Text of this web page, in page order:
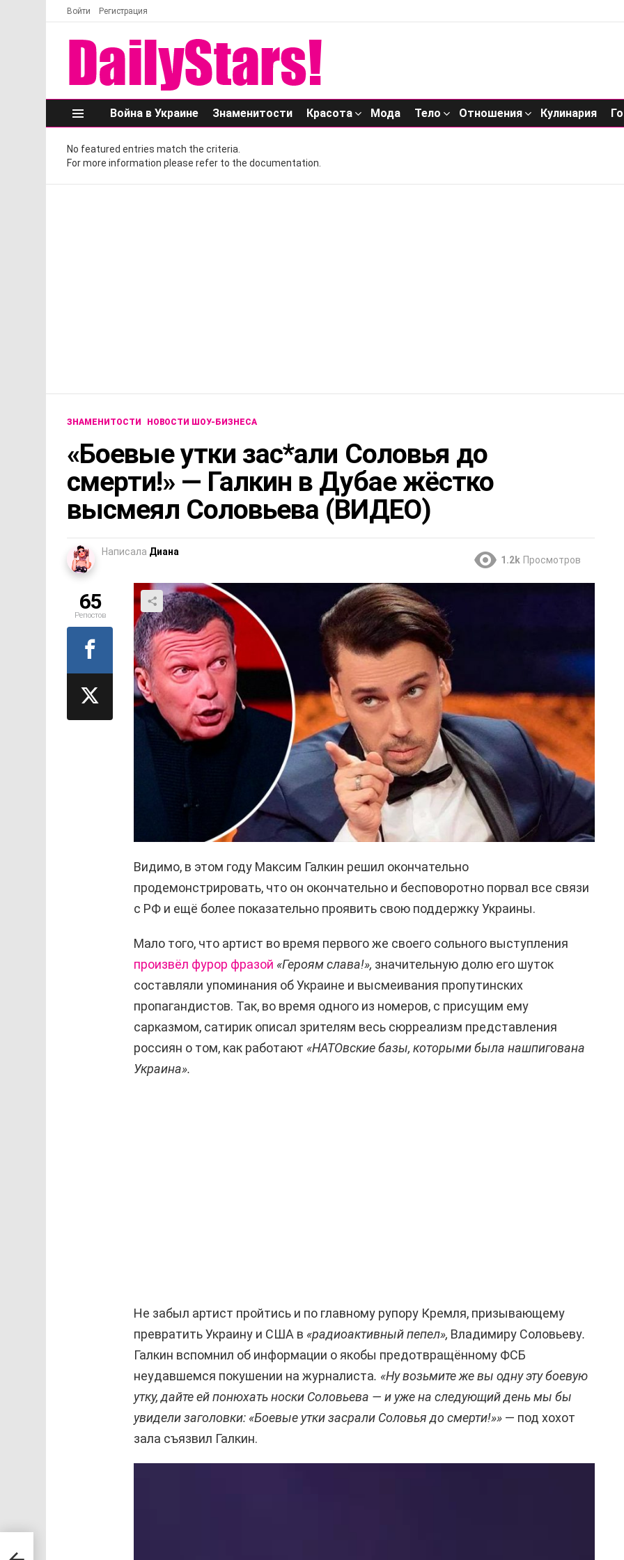
Войти Регистрация
Меню
Война в Украине Знаменитости Красота Мода Тело Отношения Кулинария
No featured entries match the criteria.
For more information please refer to the documentation.
ЗНАМЕНИТОСТИ НОВОСТИ ШОУ-БИЗНЕСА
«Боевые утки зас*али Соловья до
смерти!» — Галкин в Дубае жёстко
высмеял Соловьева (ВИДЕО)
Написала Диана
1.2k Просмотров
Видимо, в этом году Максим Галкин решил окончательно
продемонстрировать, что он окончательно и бесповоротно порвал все связи
с РФ и ещё более показательно проявить свою поддержку Украины.
Мало того, что артист во время первого же своего сольного выступления
произвёл фурор фразой «Героям слава!», значительную долю его шуток
составляли упоминания об Украине и высмеивания пропутинских
пропагандистов. Так, во время одного из номеров, с присущим ему
сарказмом, сатирик описал зрителям весь сюрреализм представления
россиян о том, как работают «НАТОвские базы, которыми была нашпигована
Украина».
Не забыл артист пройтись и по главному рупору Кремля, призывающему
превратить Украину и США в «радиоактивный пепел», Владимиру Соловьеву.
Галкин вспомнил об информации о якобы предотвращённому ФСБ
неудавшемся покушении на журналиста. «Ну возьмите же вы одну эту боевую
утку, дайте ей понюхать носки Соловьева — и уже на следующий день мы бы
увидели заголовки: «Боевые утки засрали Соловья до смерти!»» — под хохот
зала съязвил Галкин.
65
Репостов